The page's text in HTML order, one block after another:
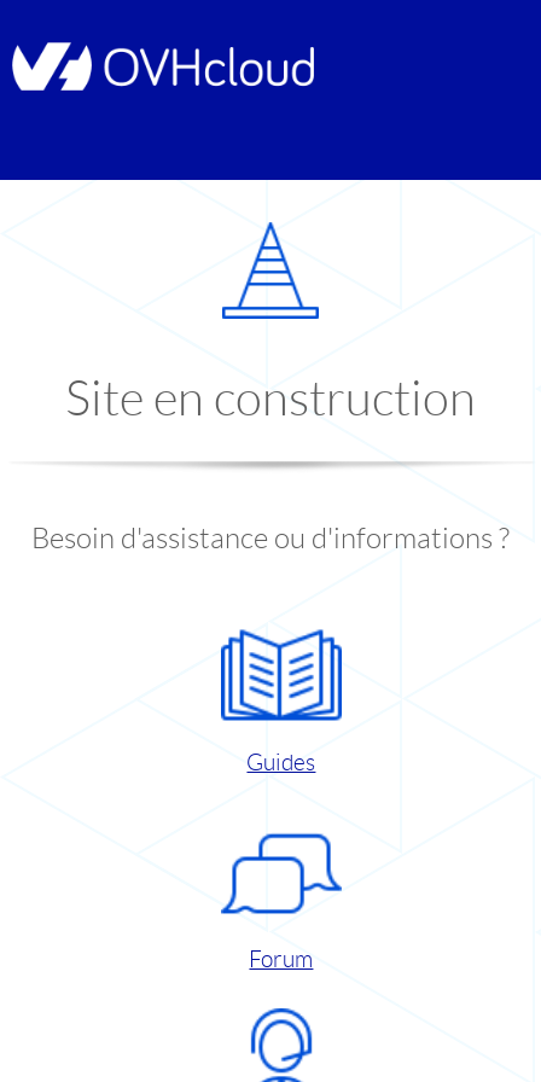
Site en construction
Besoin d'assistance ou d'informations ?
Guides
Forum